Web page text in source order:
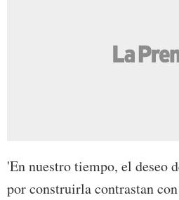
'En nuestro tiempo, el deseo
por construirla contrastan